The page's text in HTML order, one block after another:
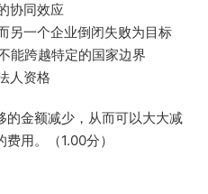
协同效应
另一个企业倒闭失败为目标
能跨越特定的国家边界
人资格
金额减少，从而可以大大减
用。（1.00分）